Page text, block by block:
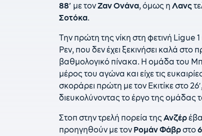
88′ με τονΖαν Ονάνα, όμως η Λανς
Σοτόκα.
Την πρώτη της νίκη στη φετινή Ligue
Ρεν, που δεν έχει ξεκινήσει καλά
βαθμολογικό πίνακα. Η ομάδα του
μέρος του αγώνα και είχε τις
σκοράρει πρώτη με τον Εκιτίκε στο
διευκολύνοντας το έργο της ομάδας
Στοπ στην τρελή πορεία της Ανζέρ
προηγηθούν με τονΡομάν Φάβρστο